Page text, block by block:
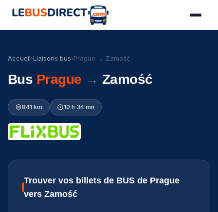
Accueil›Liaisons bus›Prague → Zamość
Bus Prague → Zamość
841 km 10 h 34 mn
Trouver vos billets de BUS de Prague
vers Zamość